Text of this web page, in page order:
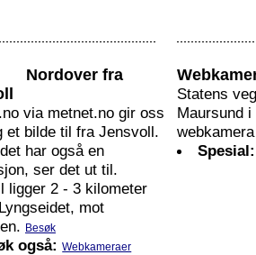
Nordover fra
via metnet.no gir oss
et bilde til fra Jensvoll.
har også en
ser det ut til.
ligger 2 - 3 kilometer
mot
Besøk
også: Webkameraer
Statens
Maursund
Spesial: